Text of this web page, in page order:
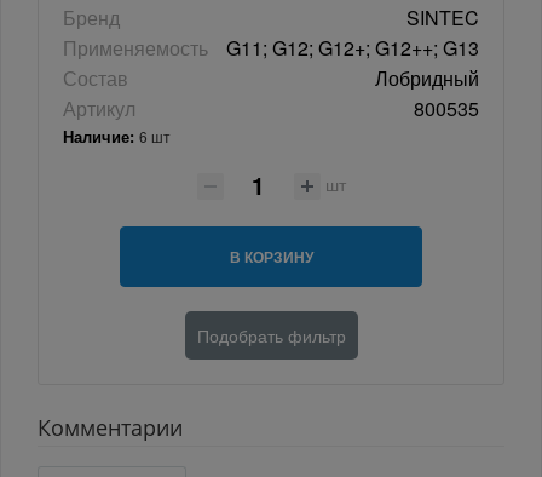
Бренд
SINTEC
Применяемость
G11; G12; G12+; G12++; G13
Состав
Лобридный
Артикул
800535
Наличие: 6 шт
шт
В КОРЗИНУ
Подобрать фильтр
Комментарии